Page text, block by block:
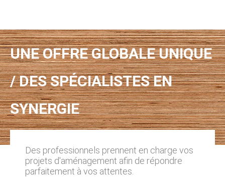
UNE OFFRE GLOBALE UNIQUE
/ DES SPÉCIALISTES EN
SYNERGIE
Des professionnels prennent en charge vos
projets d'aménagement afin de répondre
parfaitement à vos attentes.